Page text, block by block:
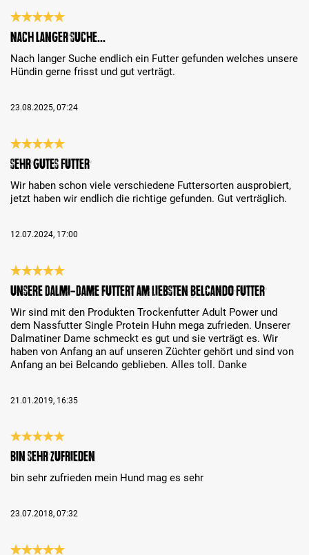
Bewertung mit 5 von 5 Sternen
Nach langer Suche...
Nach langer Suche endlich ein Futter gefunden welches unsere
Hündin gerne frisst und gut verträgt.
23.08.2025, 07:24
Bewertung mit 5 von 5 Sternen
Sehr gutes Futter
Wir haben schon viele verschiedene Futtersorten ausprobiert,
jetzt haben wir endlich die richtige gefunden. Gut verträglich.
12.07.2024, 17:00
Bewertung mit 5 von 5 Sternen
Unsere Dalmi-Dame futtert am Liebsten Belcando Futter
Wir sind mit den Produkten Trockenfutter Adult Power und
dem Nassfutter Single Protein Huhn mega zufrieden. Unserer
Dalmatiner Dame schmeckt es gut und sie verträgt es. Wir
haben von Anfang an auf unseren Züchter gehört und sind von
Anfang an bei Belcando geblieben. Alles toll. Danke
21.01.2019, 16:35
Bewertung mit 5 von 5 Sternen
bin sehr zufrieden
bin sehr zufrieden mein Hund mag es sehr
23.07.2018, 07:32